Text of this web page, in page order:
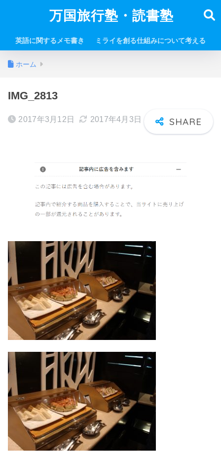
万国旅行塾・読書塾
英語に関するメモ書き ミライを創る仕組みについて考える
ホーム
IMG_2813
2017年3月12日 2017年4月3日